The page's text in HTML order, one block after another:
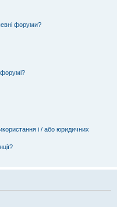
форуми?
і / або юридичних